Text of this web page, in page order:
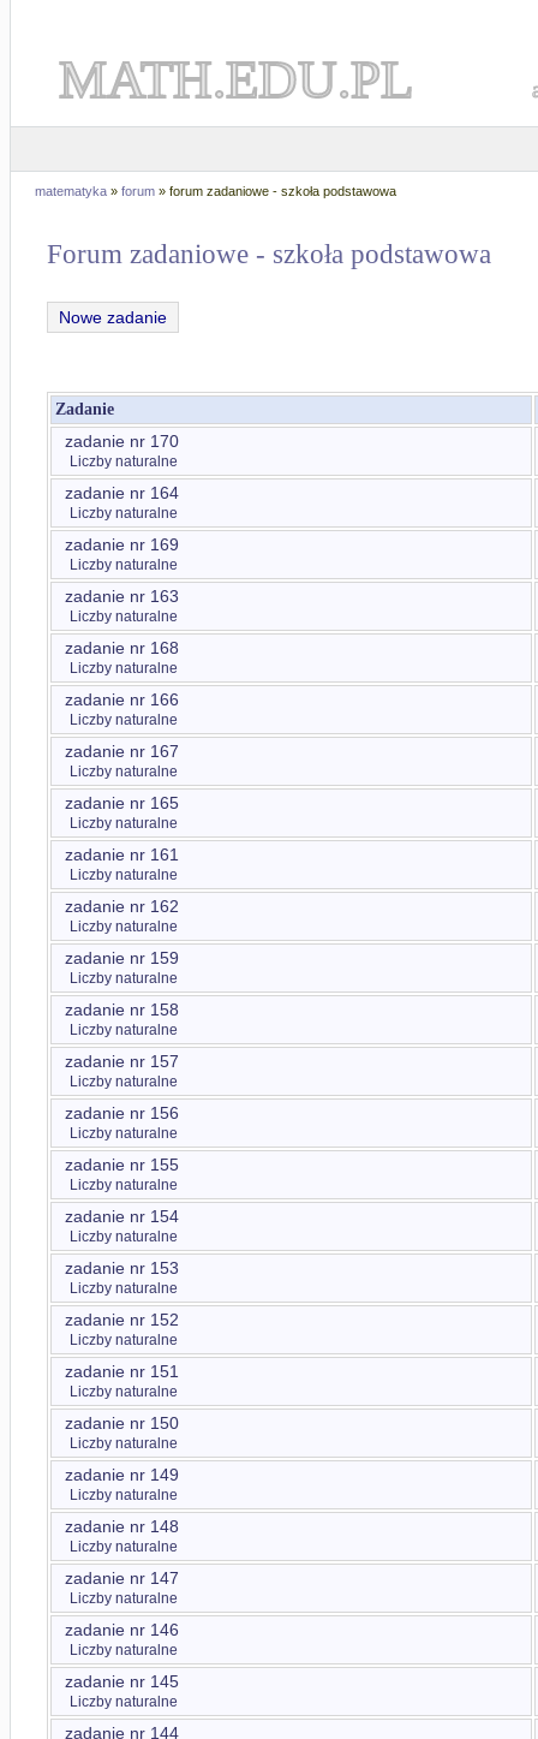
MATH.EDU.PL
matematyka » forum » forum zadaniowe - szkoła podstawowa
Forum zadaniowe - szkoła podstawowa
Nowe zadanie
Zadanie
zadanie nr 170
Liczby naturalne
zadanie nr 164
Liczby naturalne
zadanie nr 169
Liczby naturalne
zadanie nr 163
Liczby naturalne
zadanie nr 168
Liczby naturalne
zadanie nr 166
Liczby naturalne
zadanie nr 167
Liczby naturalne
zadanie nr 165
Liczby naturalne
zadanie nr 161
Liczby naturalne
zadanie nr 162
Liczby naturalne
zadanie nr 159
Liczby naturalne
zadanie nr 158
Liczby naturalne
zadanie nr 157
Liczby naturalne
zadanie nr 156
Liczby naturalne
zadanie nr 155
Liczby naturalne
zadanie nr 154
Liczby naturalne
zadanie nr 153
Liczby naturalne
zadanie nr 152
Liczby naturalne
zadanie nr 151
Liczby naturalne
zadanie nr 150
Liczby naturalne
zadanie nr 149
Liczby naturalne
zadanie nr 148
Liczby naturalne
zadanie nr 147
Liczby naturalne
zadanie nr 146
Liczby naturalne
zadanie nr 145
Liczby naturalne
zadanie nr 144